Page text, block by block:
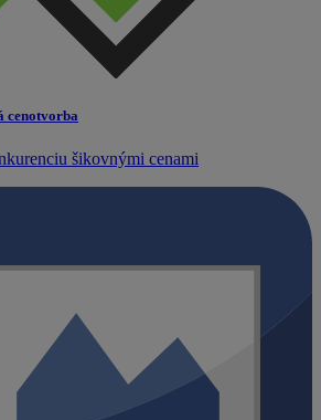
cenotvorba
šikovnými cenami